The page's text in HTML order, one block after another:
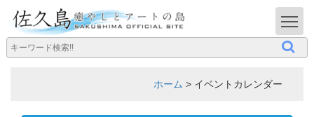
ホーム > イベントカレンダー